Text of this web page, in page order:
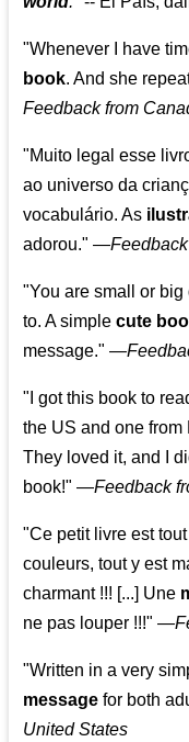
"Whenever I have
book. And she
Feedback from
"Muito legal esse
ao universo da
vocabulário. As
adorou." —
"You are small or
to. A simplecute
message." —
"I got this book to
the US and one
They loved it, and I
book!" —Feedback
"Ce petit livre est
couleurs, tout y est
charmant !!! [...] Une
ne pas louper !!!" —
"Written in a very
message for both
United States